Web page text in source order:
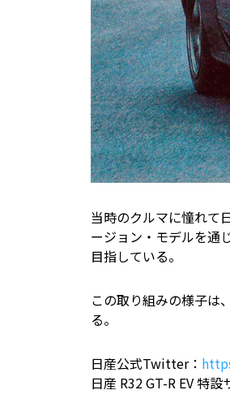
当時のクルマに憧れて
ージョン・モデルを通
目指している。
この取り組みの様子は
る。
日産公式Twitter：
日産 R32 GT-R EV 特設